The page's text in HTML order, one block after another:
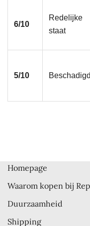
6/10
Redelijke
staat
5/10 Beschadigd
Homepage
Waarom kopen bij
Duurzaamheid
Shipping